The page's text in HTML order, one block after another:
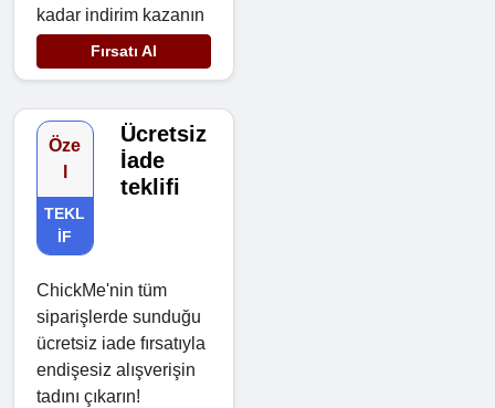
kadar indirim kazanın
Fırsatı Al
Öze
TEKL
IF
Ücretsiz
İade
teklifi
ChickMe'nin tüm
siparişlerde sunduğu
ücretsiz iade fırsatıyla
endişesiz alışverişin
tadını çıkarın!